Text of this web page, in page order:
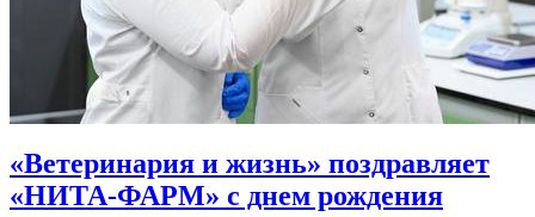
«Ветеринария и жизнь» поздравляет
«НИТА-ФАРМ» с днем рождения